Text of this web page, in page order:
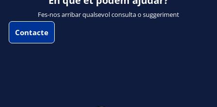
Fes-nos arribar qualsevol consulta o suggeriment
Contacte